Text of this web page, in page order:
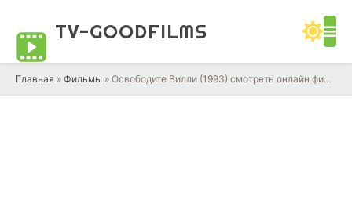
TV-GOODFILMS
Главная » Фильмы » Освободите Вилли (1993) смотреть онлайн фильм в HD качестве 720 - 1080 бесплатно